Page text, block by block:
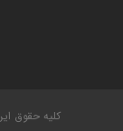
کلیه حقوق